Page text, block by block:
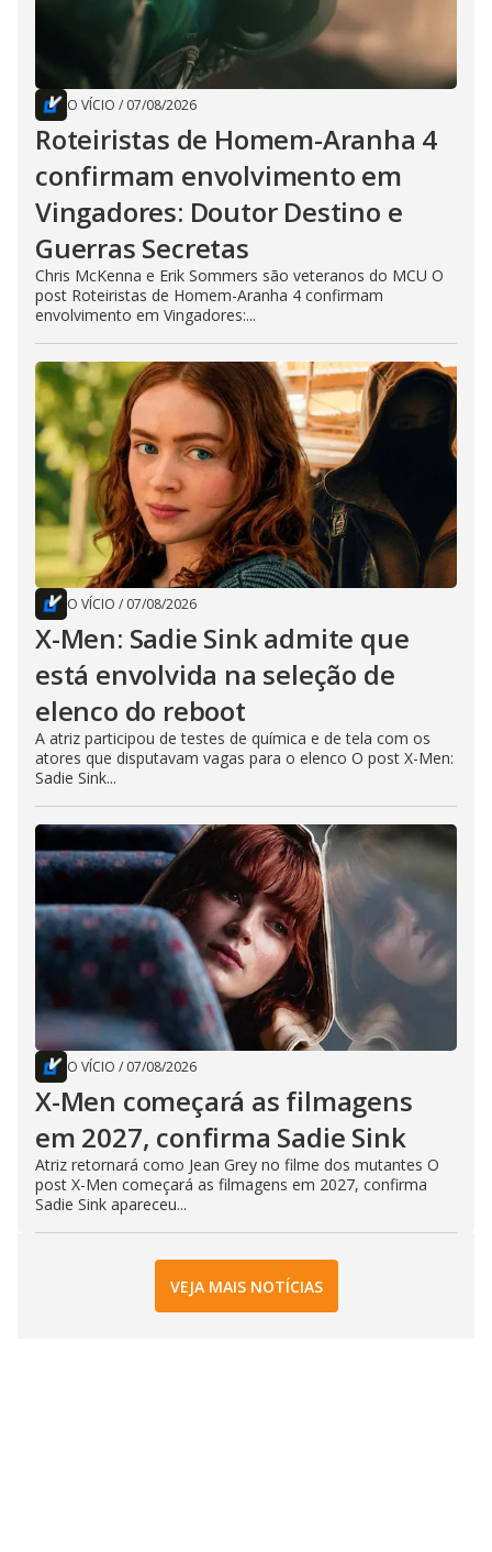
O VÍCIO / 07/08/2026
Roteiristas de Homem-Aranha 4
confirmam envolvimento em
Vingadores: Doutor Destino e
Guerras Secretas
Chris McKenna e Erik Sommers são veteranos do MCU O
post Roteiristas de Homem-Aranha 4 confirmam
envolvimento em Vingadores:...
O VÍCIO / 07/08/2026
X-Men: Sadie Sink admite que
está envolvida na seleção de
elenco do reboot
A atriz participou de testes de química e de tela com os
atores que disputavam vagas para o elenco O post X-Men:
Sadie Sink...
O VÍCIO / 07/08/2026
X-Men começará as filmagens
em 2027, confirma Sadie Sink
Atriz retornará como Jean Grey no filme dos mutantes O
post X-Men começará as filmagens em 2027, confirma
Sadie Sink apareceu...
VEJA MAIS NOTÍCIAS